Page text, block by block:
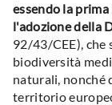
essendo la
l'adozione della
92/43/CEE), che
biodiversità
naturali, nonché
territorio